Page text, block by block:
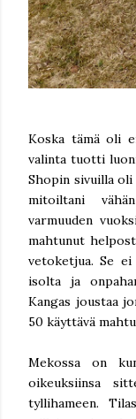
Koska tämä oli
valinta tuotti
Shopin sivuilla
mitoiltani
varmuuden
mahtunut
vetoketjua. Se
isolta ja
Kangas joustaa
50 käyttävä
Mekossa on
oikeuksiinsa
tyllihameen.